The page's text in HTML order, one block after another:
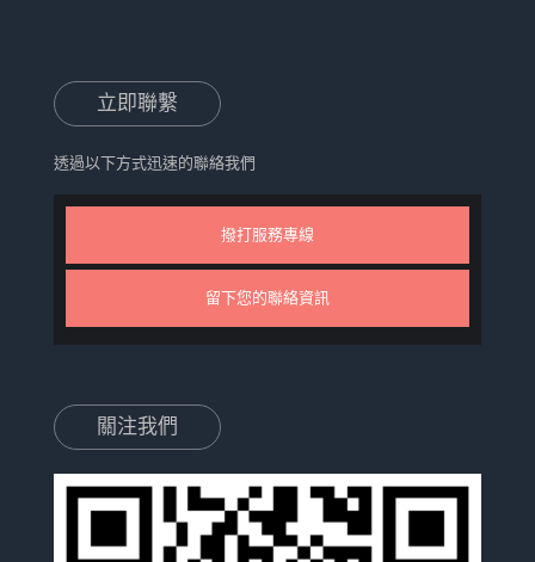
立即聯繫
透過以下方式迅速的聯絡我們
撥打服務專線
留下您的聯絡資訊
關注我們